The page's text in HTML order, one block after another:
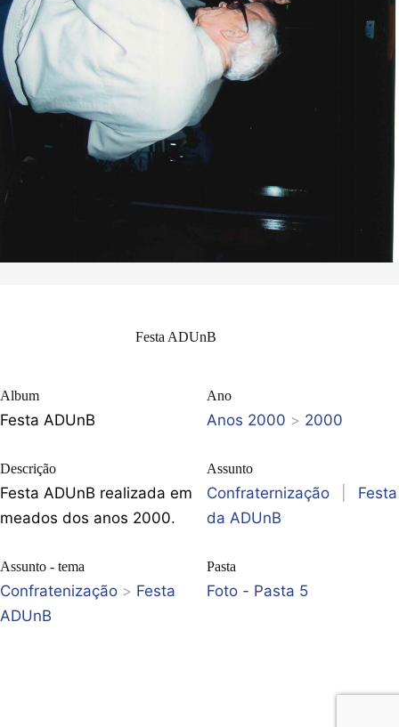
Festa ADUnB
Album
Festa ADUnB
Descrição
Festa ADUnB realizada em
meados dos anos 2000.
Assunto - tema
Confratenização > Festa
ADUnB
Ano
Anos 2000 > 2000
Assunto
Confraternização
Festa
da ADUnB
Pasta
Foto - Pasta 5